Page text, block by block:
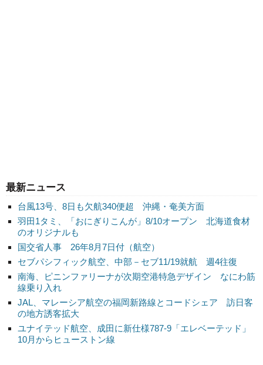
最新ニュース
台風13号、8日も欠航340便超 沖縄・奄美方面
羽田1タミ、「おにぎりこんが」8/10オープン 北海道食材
のオリジナルも
国交省人事 26年8月7日付（航空）
セブパシフィック航空、中部－セブ11/19就航 週4往復
南海、ピニンファリーナが次期空港特急デザイン なにわ筋
線乗り入れ
JAL、マレーシア航空の福岡新路線とコードシェア 訪日客
の地方誘客拡大
ユナイテッド航空、成田に新仕様787-9「エレベーテッド」
10月からヒューストン線